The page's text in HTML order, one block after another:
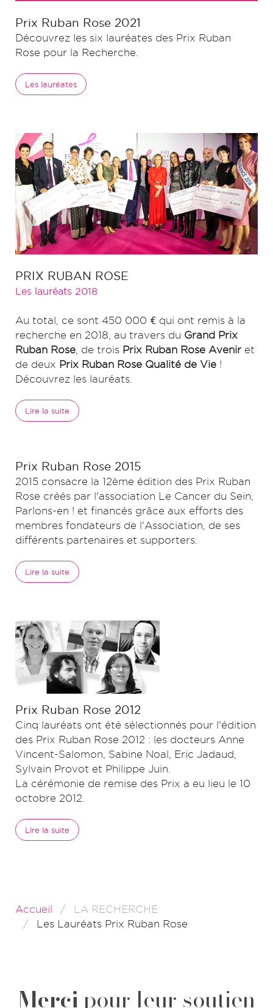
Prix Ruban Rose 2021
Découvrez les six lauréates des Prix Ruban
Rose pour la Recherche.
Les lauréates
PRIX RUBAN ROSE
Les lauréats 2018
Au total, ce sont 450 000 € qui ont remis à la
recherche en 2018, au travers du Grand Prix
Ruban Rose , de trois Prix Ruban Rose Avenir et
de deux Prix Ruban Rose Qualité de Vie !
Découvrez les lauréats.
Lire la suite
Prix Ruban Rose 2015
2015 consacre la 12ème édition des Prix Ruban
Rose créés par l'association Le Cancer du Sein,
Parlons-en ! et financés grâce aux efforts des
membres fondateurs de l'Association, de ses
différents partenaires et supporters.
Lire la suite
Prix Ruban Rose 2012
Cinq lauréats ont été sélectionnés pour l'édition
des Prix Ruban Rose 2012 : les docteurs Anne
Vincent-Salomon, Sabine Noal, Eric Jadaud,
Sylvain Provot et Philippe Juin.
La cérémonie de remise des Prix a eu lieu le 10
octobre 2012.
Lire la suite
Accueil
LA RECHERCHE
Les Lauréats Prix Ruban Rose
Merci pour leur soutien